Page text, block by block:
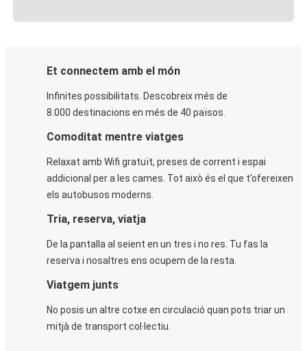
Et connectem amb el món
Infinites possibilitats. Descobreix més de
8.000 destinacions en més de 40 països.
Comoditat mentre viatges
Relaxat amb Wifi gratuït, preses de corrent i espai
addicional per a les cames. Tot això és el que t’ofereixen
els autobusos moderns.
Tria, reserva, viatja
De la pantalla al seient en un tres i no res. Tu fas la
reserva i nosaltres ens ocupem de la resta.
Viatgem junts
No posis un altre cotxe en circulació quan pots triar un
mitjà de transport col·lectiu.